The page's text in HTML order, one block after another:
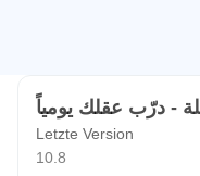
Letzte Version
10.8